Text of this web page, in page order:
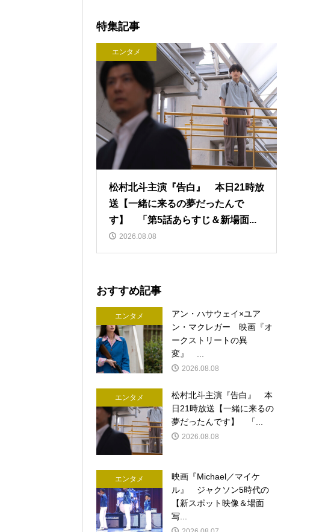
特集記事
エンタメ
松村北斗主演『告白』 本日21時放
送【一緒に来るの夢だったんで
す】 「第5話あらすじ＆新場面...
2026.08.08
おすすめ記事
エンタメ
アン・ハサウェイ×ユア
ン・マクレガー 映画『オ
ークストリートの異
変』 ...
2026.08.08
エンタメ
松村北斗主演『告白』 本
日21時放送【一緒に来るの
夢だったんです】 「...
2026.08.08
エンタメ
映画『Michael／マイケ
ル』 ジャクソン5時代の
【新スポット映像＆場面
写...